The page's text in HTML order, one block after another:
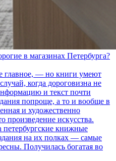
в магазинах Петербурга?
главное, — но книги умеют
когда дороговизна не
и текст почти
попроще, а то и вообще в
и художественно
произведение искусства.
петербургские книжные
на их полках — самые
Получилась богатая во